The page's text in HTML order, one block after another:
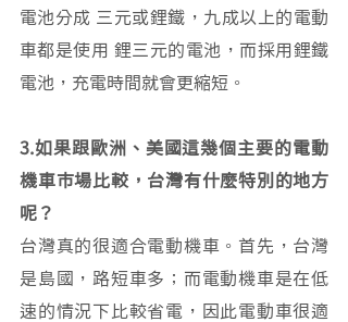
電池分成 三元或鋰鐵，九成以上的電動
車都是使用 鋰三元的電池，而採用鋰鐵
電池，充電時間就會更縮短。
3.如果跟歐洲、美國這幾個主要的電動
機車市場比較，台灣有什麼特別的地方
呢？
台灣真的很適合電動機車。首先，台灣
是島國，路短車多；而電動機車是在低
速的情況下比較省電，因此電動車很適